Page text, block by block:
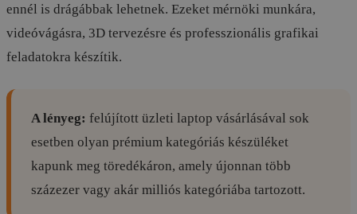
ennél is drágábbak lehetnek. Ezeket mérnöki munkára,
videóvágásra, 3D tervezésre és professzionális grafikai
feladatokra készítik.
A lényeg: felújított üzleti laptop vásárlásával sok
esetben olyan prémium kategóriás készüléket
kapunk meg töredékáron, amely újonnan több
százezer vagy akár milliós kategóriába tartozott.